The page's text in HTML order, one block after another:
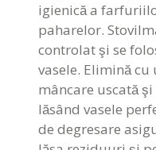
igienică a
paharelor.
controlat şi se
vasele. Elimină
mâncare uscată
lăsând vasele
de degresare